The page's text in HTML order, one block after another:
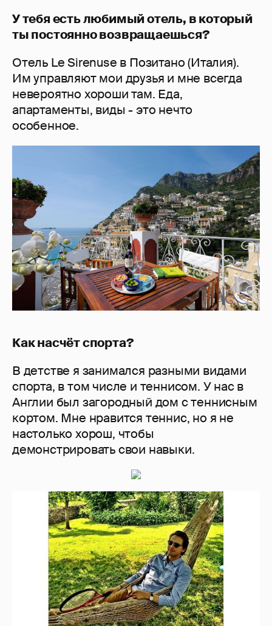
У тебя есть любимый отель, в который
ты постоянно возвращаешься?
Отель Le Sirenuse в Позитано (Италия).
Им управляют мои друзья и мне всегда
невероятно хороши там. Еда,
апартаменты, виды - это нечто
особенное.
Как насчёт спорта?
В детстве я занимался разными видами
спорта, в том числе и теннисом. У нас в
Англии был загородный дом с теннисным
кортом. Мне нравится теннис, но я не
настолько хорош, чтобы
демонстрировать свои навыки.